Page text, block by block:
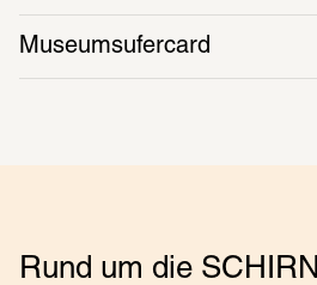
Museumsufercard
Rund um die SCHIRN